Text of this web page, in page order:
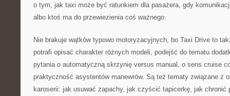
o tym, jak taxi może być ratunkiem dla pasażera, gdy
albo ktoś ma do przewiezienia coś ważnego.
Nie brakuje wątków typowo motoryzacyjnych, bo Taxi Drive to
potrafi opisać charakter różnych modeli, podejść do tematu
pytania o automatyczną skrzynię versus manual, o sens cruise
praktyczność asystentów manewrów. Są też tematy związane z
karoserii: jak usuwać zapachy, jak czyścić tapicerkę, jak chronić